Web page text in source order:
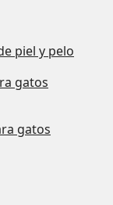
piel y pelo
gatos
gatos